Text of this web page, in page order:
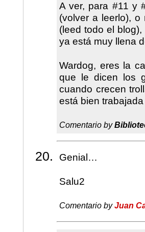
A ver, para #11 y
(volver a leerlo),
(leed todo el
ya está muy llena
Wardog, eres la
que le dicen los
cuando crecen
está bien
Comentario by
Genial…
Salu2
Comentario byJuan